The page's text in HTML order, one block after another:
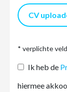
CV
* verplichte
Ik heb de
hiermee